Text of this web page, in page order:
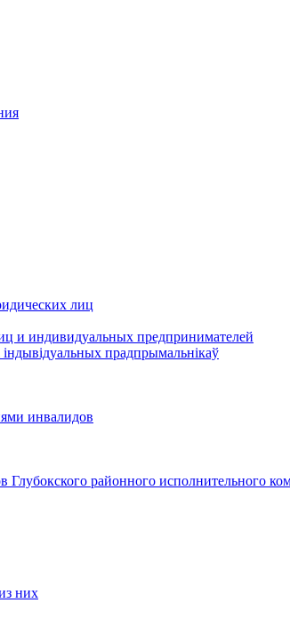
лиц
и индивидуальных предпринимателей
прадпрымальнікаў
инвалидов
районного исполнительного
них